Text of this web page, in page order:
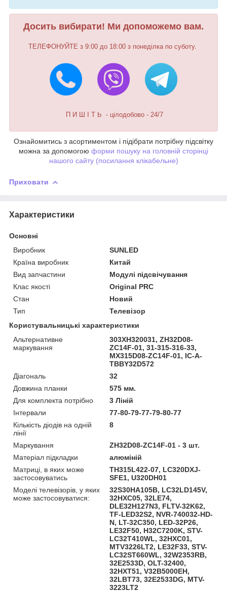
Досить вибирати! Ми допоможемо вам.
ТЕЛЕФОНУЙТЕ з 9:00 до 18:00 з понеділка по суботу.
П И Ш І Т Ь - цілодобово - 24/7
Ознайомитись з асортиментом і підібрати потрібну підсвітку
можна за допомогою форми пошуку на головній сторінці
нашого сайту (посилання клікабельне)
Приховати
Характеристики
Основні
Виробник
SUNLED
Країна виробник
Китай
Вид запчастини
Модулі підсвічування
Клас якості
Original PRC
Стан
Новий
Тип
Телевізор
Користувальницькі характеристики
Альтернативне
маркування
303XH320031, ZH32D08-
ZC14F-01, 31-315-316-33,
MX315D08-ZC14F-01, IC-A-
TBBY32D572
Діагональ
32
Довжина планки
575 мм.
Для комплекта потрібно
3 Ліній
Інтервали
77-80-79-77-79-80-77
Кількість діодів на одній
лінії
8
Маркування
ZH32D08-ZC14F-01 - 3 шт.
Матеріал підкладки
алюміній
Матриці, в яких може
застосовуватись
TH315L422-07, LC320DXJ-
SFE1, U320DH01
Моделі телевізорів, у яких
може застосовуватися:
32S30HA105B, LC32LD145V,
32HXC05, 32LE74,
DLE32H127N3, FLTV-32K62,
TF-LED32S2, NVR-740032-HD-
N, LT-32C350, LED-32P26,
LE32F50, H32C7200K, STV-
LC32T410WL, 32HXC01,
MTV3226LT2, LE32F33, STV-
LC32ST660WL, 32W2353RB,
32E2533D, OLT-32400,
32HXT51, V32B5000EH,
32LBT73, 32E2533DG, MTV-
3223LT2